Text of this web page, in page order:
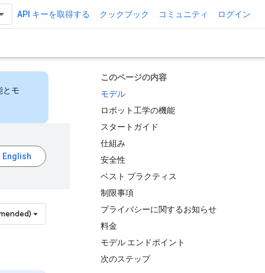
API キーを取得する クックブック コミュニティ ログイン
このページの内容
モデル
ロボット工学の機能
スタートガイド
仕組み
安全性
ベスト プラクティス
制限事項
プライバシーに関するお知らせ
料金
モデル エンドポイント
次のステップ
とモ